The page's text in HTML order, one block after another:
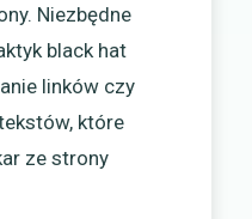
Niezbędne
black hat
linków czy
które
ze strony